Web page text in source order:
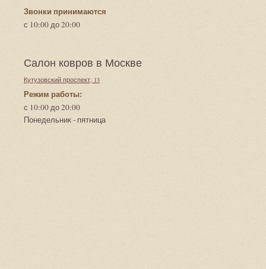
Звонки принимаются
с 10:00 до 20:00
Салон ковров в Москве
Кутузовский проспект, 13
Режим работы:
с 10:00 до 20:00
Понедельник - пятница